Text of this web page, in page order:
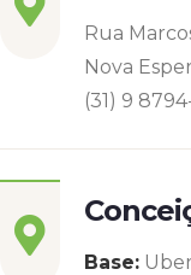
Rua
Nova
(31) 9
Base: